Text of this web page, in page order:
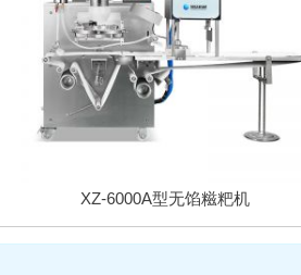
XZ-6000A型无馅糍粑机